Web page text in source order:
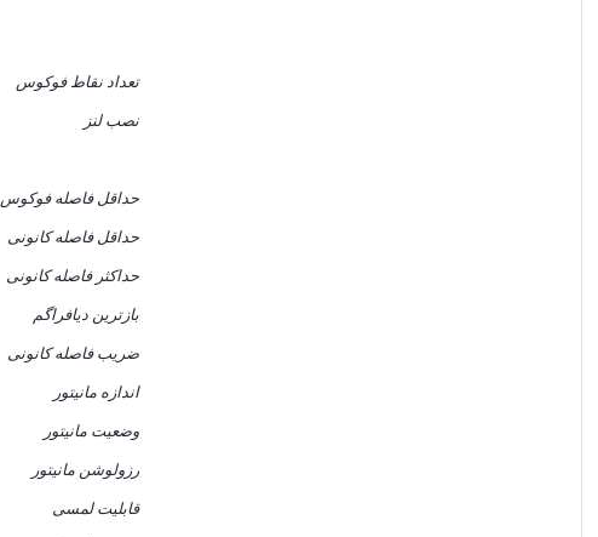
تعداد نقاط فوکوس
نصب لنز
حداقل فاصله فوکوس
حداقل فاصله کانونی
حداکثر فاصله کانونی
بازترین دیافراگم
ضریب فاصله کانونی
اندازه مانیتور
وضعیت مانیتور
رزولوشن مانیتور
قابلیت لمسی